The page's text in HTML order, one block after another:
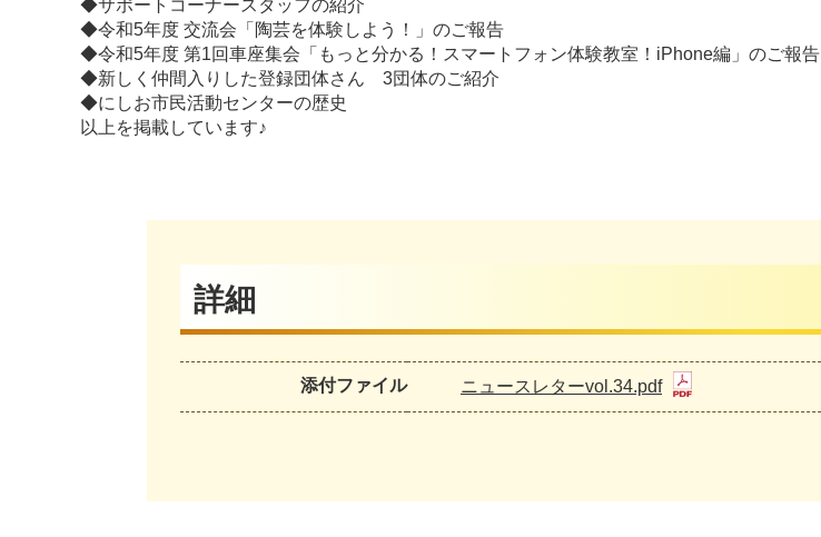
◆サポートコーナースタッフの紹介
◆令和5年度 交流会「陶芸を体験しよう！」のご報告
◆令和5年度 第1回車座集会「もっと分かる！スマートフォン体験教室！iPhone編」のご報告
◆新しく仲間入りした登録団体さん 3団体のご紹介
◆にしお市民活動センターの歴史
以上を掲載しています♪
詳細
添付ファイル ニュースレターvol.34.pdf